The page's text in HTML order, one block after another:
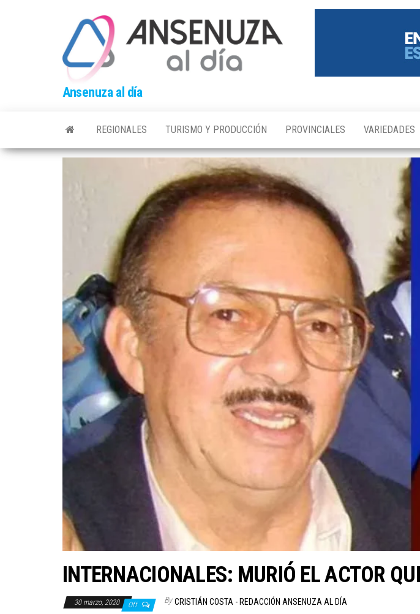
Ansenuza al día
REGIONALES TURISMO Y PRODUCCIÓN PROVINCIALES VARIEDADES
INTERNACIONALES: MURIÓ EL ACTOR
30 marzo, 2020 Off By CRISTIÁN COSTA - REDACCIÓN ANSENUZA AL DÍA